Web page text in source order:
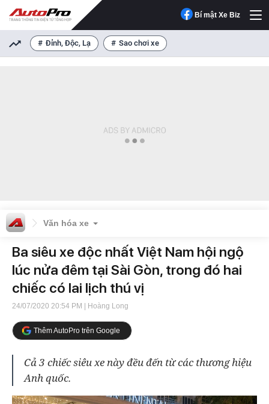
Bí mật Xe Biz
Đỉnh, Độc, Lạ Sao chơi xe
Văn hóa xe
Ba siêu xe độc nhất Việt Nam hội ngộ
lúc nửa đêm tại Sài Gòn, trong đó hai
chiếc có lai lịch thú vị
24/07/2020 20:54 PM | Hoàng Long
Thêm AutoPro trên Google
Cả 3 chiếc siêu xe này đều đến từ các thương hiệu
Anh quốc.